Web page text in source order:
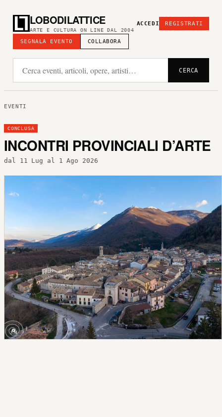
LOBODILATTICE
ARTE E CULTURA ON LINE DAL 2004
SEGNALA EVENTO COLLABORA
ACCEDI REGISTRATI
CERCA
EVENTI
CONCLUSA
INCONTRI PROVINCIALI D’ARTE
dal 11 Lug al 1 Ago 2026